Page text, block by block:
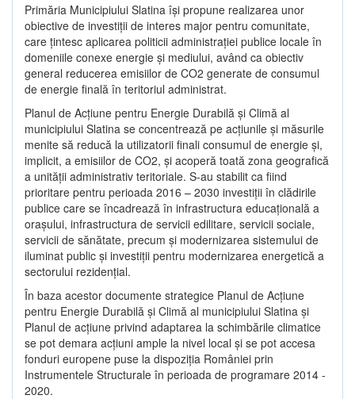
Primăria Municipiului Slatina îşi propune realizarea unor
obiective de investiţii de interes major pentru comunitate,
care ţintesc aplicarea politicii administraţiei publice locale în
domeniile conexe energie şi mediului, având ca obiectiv
general reducerea emisiilor de CO2 generate de consumul
de energie finală în teritoriul administrat.
Planul de Acţiune pentru Energie Durabilă şi Climă al
municipiului Slatina se concentrează pe acţiunile şi măsurile
menite să reducă la utilizatorii finali consumul de energie şi,
implicit, a emisiilor de CO2, şi acoperă toată zona geografică
a unităţii administrativ teritoriale. S-au stabilit ca fiind
prioritare pentru perioada 2016 – 2030 investiţii în clădirile
publice care se încadrează în infrastructura educaţională a
oraşului, infrastructura de servicii edilitare, servicii sociale,
servicii de sănătate, precum şi modernizarea sistemului de
iluminat public şi investiţii pentru modernizarea energetică a
sectorului rezidenţial.
În baza acestor documente strategice Planul de Acţiune
pentru Energie Durabilă şi Climă al municipiului Slatina şi
Planul de acţiune privind adaptarea la schimbările climatice
se pot demara acţiuni ample la nivel local şi se pot accesa
fonduri europene puse la dispoziţia României prin
Instrumentele Structurale în perioada de programare 2014 -
2020.